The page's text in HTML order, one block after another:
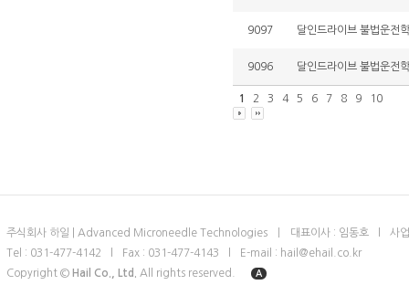
9097 달인드라이브 불법운전
9096 달인드라이브 불법운전
1 2 3 4 5 6 7 8 9 10
주식회사 하일 | Advanced Microneedle Technologies 대표이사 : 임동호
사
Tel : 031-477-4142
Fax : 031-477-4143
E-mail : hail@ehail.co.kr
Copyright © Hail Co., Ltd. All rights reserved. A